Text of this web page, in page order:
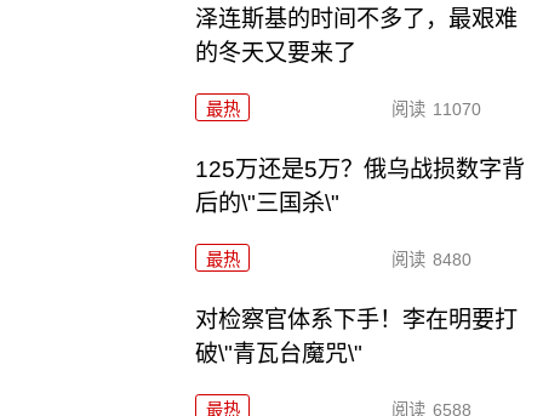
泽连斯基的时间不多了，最艰难
的冬天又要来了
最热 阅读 11070
125万还是5万？俄乌战损数字背
后的\"三国杀\"
最热 阅读 8480
对检察官体系下手！李在明要打
破\"青瓦台魔咒\"
最热 阅读 6588